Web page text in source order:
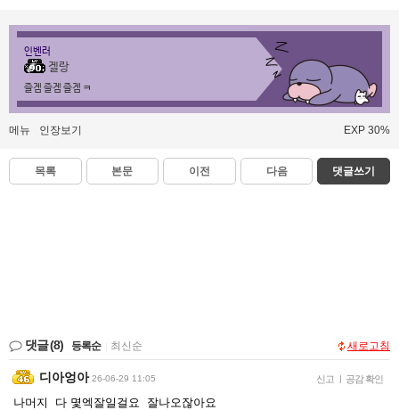
인벤러
겔랑
즐겜 즐겜 즐겜 ㅋ
메뉴 인장보기 EXP 30%
목록 본문 이전 다음 댓글쓰기
댓글(8) 등록순 최신순 새로고침
디아엉아 26-06-29 11:05 신고 | 공감 확인
나머지 다 몇엑잘일걸요 잘나오잖아요